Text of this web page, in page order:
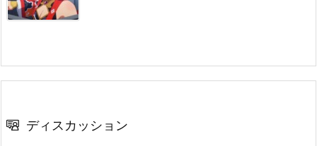
ディスカッション